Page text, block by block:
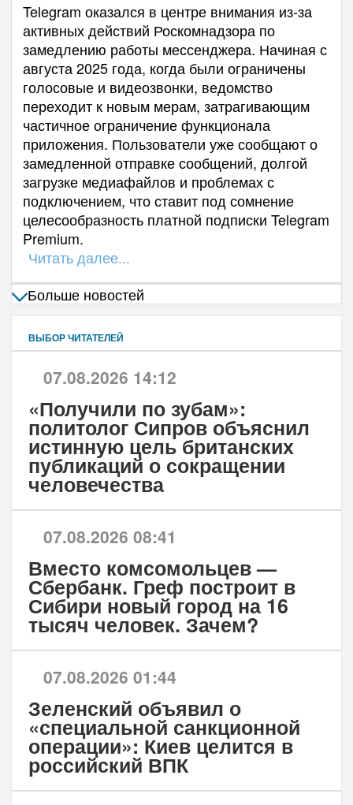
Telegram оказался в центре внимания из-за
активных действий Роскомнадзора по
замедлению работы мессенджера. Начиная с
августа 2025 года, когда были ограничены
голосовые и видеозвонки, ведомство
переходит к новым мерам, затрагивающим
частичное ограничение функционала
приложения. Пользователи уже сообщают о
замедленной отправке сообщений, долгой
загрузке медиафайлов и проблемах с
подключением, что ставит под сомнение
целесообразность платной подписки Telegram
Premium.
Читать далее...
Больше новостей
ВЫБОР ЧИТАТЕЛЕЙ
07.08.2026 14:12
«Получили по зубам»:
политолог Сипров объяснил
истинную цель британских
публикаций о сокращении
человечества
07.08.2026 08:41
Вместо комсомольцев —
Сбербанк. Греф построит в
Сибири новый город на 16
тысяч человек. Зачем?
07.08.2026 01:44
Зеленский объявил о
«специальной санкционной
операции»: Киев целится в
российский ВПК